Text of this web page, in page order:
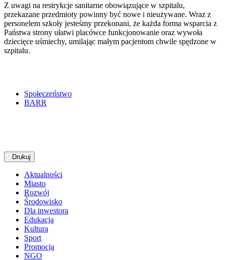
Z uwagi na restrykcje sanitarne obowiązujące w szpitalu,
przekazane przedmioty powinny być nowe i nieużywane. Wraz z
personelem szkoły jesteśmy przekonani, że każda forma wsparcia z
Państwa strony ułatwi placówce funkcjonowanie oraz wywoła
dziecięce uśmiechy, umilając małym pacjentom chwile spędzone w
szpitalu.
Społeczeństwo
BARR
Drukuj
Aktualności
Miasto
Rozwój
Środowisko
Dla inwestora
Edukacja
Kultura
Sport
Promocja
NGO